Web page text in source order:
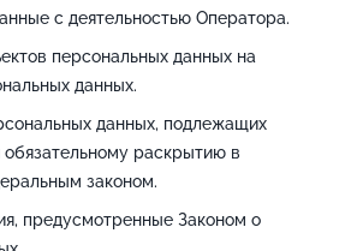
с деятельностью Оператора.
персональных данных на
данных.
данных, подлежащих
раскрытию в
законом.
предусмотренные Законом о